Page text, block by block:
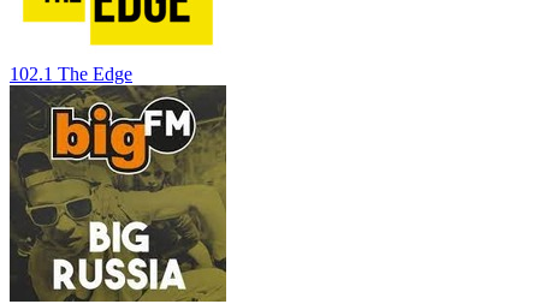
102.1 The Edge